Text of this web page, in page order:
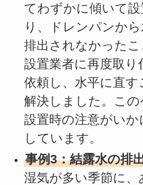
てわずかに傾いて
り、ドレンパンから
排出されなかったこ
設置業者に再度取り
依頼し、水平に直す
解決しました。この
設置時の注意がい
しています。
事例3：結露水の排
湿気が多い季節に、